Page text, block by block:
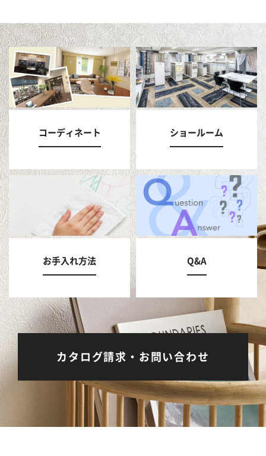
コーディネート ショールーム
お手入れ方法 Q&A
カタログ請求・お問い合わせ